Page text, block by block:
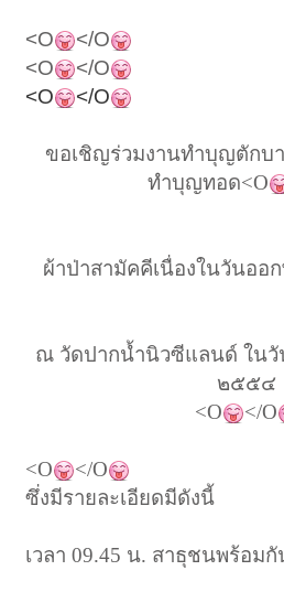
<O
</O
<O
</O
<O
</O
ขอเชิญร่วมงานทำบุญตักบ
ทำบุญทอด<O
ผ้าป่าสามัคคีเนื่องในวันออ
ณ วัดปากน้ำนิวซีแลนด์ ใน
๒๕๕๔
<O
</O
<O
</O
ซึ่งมีรายละเอียดมีดังนี้
เวลา 09.45 น. สาธุชนพร้อม